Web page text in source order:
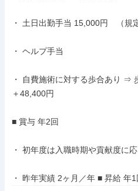
・ 土日出勤手当 15,000円　（規
・ ヘルプ手当
・ 自費施術に対する歩合あり ⇒
＋48,400円
■ 賞与 年2回
・ 初年度は入職時期や貢献度に
・ 昨年実績 2ヶ月／年 ■ 昇給 年